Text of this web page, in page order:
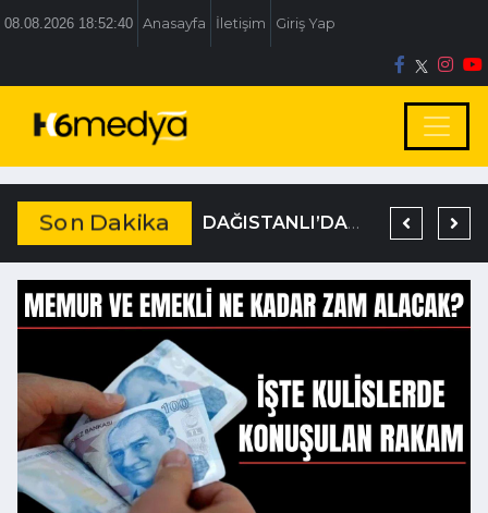
08.08.2026 18:52:40 Anasayfa İletişim Giriş Yap
Son Dakika DAĞISTANLI’DAN, ÖZLÜ’NÜN OTOGAR KARARINA SERT TEPKİ